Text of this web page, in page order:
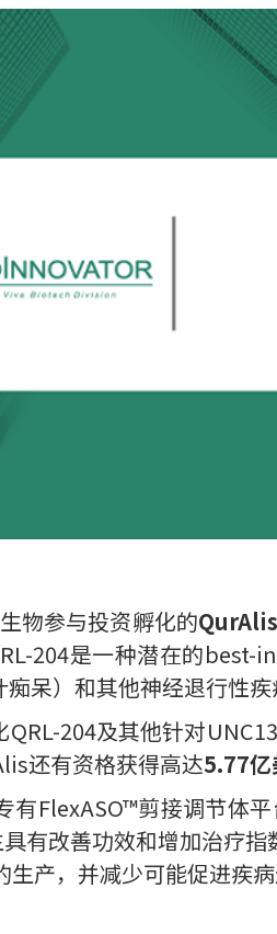
物参与投资孵化的
204是一种潜在的best-
呆）和其他神经退行性疾
204及其他针对
还有资格获得高达5.77亿
FlexASO™剪接调节体
有改善功效和增加治疗
产，并减少可能促进疾病